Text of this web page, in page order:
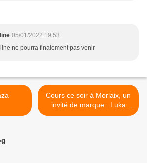
05/01/2022 19:53
ne pourra finalement pas venir
Cours ce soir à Morlaix, un
invité de marque : Luka
MKHEIDZE >